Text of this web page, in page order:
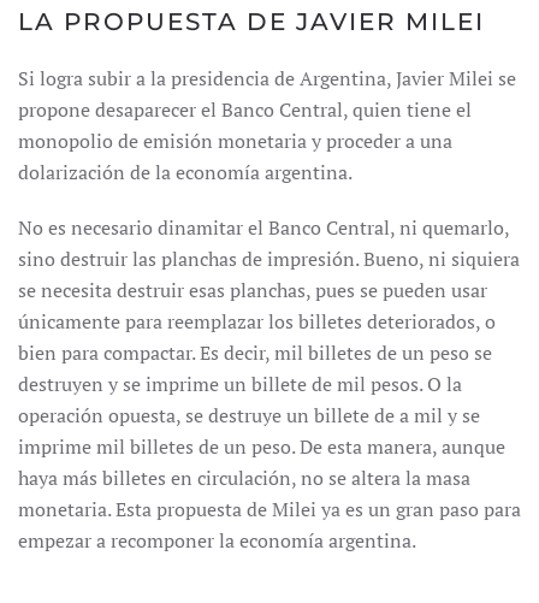
LA PROPUESTA DE JAVIER MILEI
Si logra subir a la presidencia de Argentina, Javier Milei se
propone desaparecer el Banco Central, quien tiene el
monopolio de emisión monetaria y proceder a una
dolarización de la economía argentina.
No es necesario dinamitar el Banco Central, ni quemarlo,
sino destruir las planchas de impresión. Bueno, ni siquiera
se necesita destruir esas planchas, pues se pueden usar
únicamente para reemplazar los billetes deteriorados, o
bien para compactar. Es decir, mil billetes de un peso se
destruyen y se imprime un billete de mil pesos. O la
operación opuesta, se destruye un billete de a mil y se
imprime mil billetes de un peso. De esta manera, aunque
haya más billetes en circulación, no se altera la masa
monetaria. Esta propuesta de Milei ya es un gran paso para
empezar a recomponer la economía argentina.